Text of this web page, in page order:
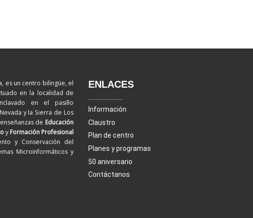
es un centro bilingüe, el
en la localidad de
en el pasillo
y la Sierra de Los
de Educación
y Formación Profesional
y Conservación del
Microinformáticos y
ENLACES
Información
Claustro
Plan de centro
Planes y programas
50 aniversario
Contáctanos